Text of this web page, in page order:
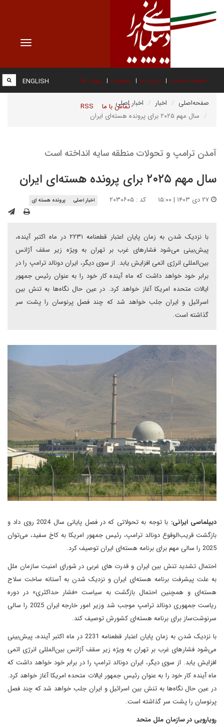
Toggle
صفحه نخست درباره ما عضویت پیوند ها
تماس با ما RSS
ENGLISH
صفحه‌اصلی اخبار
اخبار اصلی
سال مهم ۲۰۲۵ برای پرونده هسته‌ای ایران
آمدن ترامپ و تحولات منطقه سایه انداخته است
سال مهم ۲۰۲۵ برای پرونده هسته‌ای ایران
کد : ۲۰۳۰۶۰۵ اخبار اصلی پرونده هسته ای
با نزدیک شدن به زمان پایان اعتبار قطعنامه ۲۲۳۱ در ماه اکتبر آینده،
پیش‌بینی می‌شود فشارهای غرب بر تهران به ویژه زیر سقف آژانس
بین‌المللی انرژی اتمی افزایش یابد. از سوی دیگر، ایران دونالد ترامپ را در
برابر خود خواهد داشت که ماه آینده کار خود را به عنوان رئیس جمهور
ایالات متحده امریکا آغاز خواهد کرد. در عین حال نگاه‌ها به تنش‌ بین
اسرائیل و ایران جلب خواهد شد که چند فصل پرنوسان را پشت سر
گذاشته است.
دیپلماسی ایرانی:
با توجه به تحولاتی که در فصل پایانی سال 2024 روی داد و
بازگشت قریب‌الوقوع دونالد ترامپ، رئیس جمهور امریکا به کاخ سفید، می‌توان
2025 را سالی مهم برای برنامه هسته‌ای ایران توصیف کرد.
احتمال تشدید تنش بین ایران و قدرت های غربی در شورای امنیت سازمان ملل
به علت پیشرفت برنامه هسته‌ای ایران و نزدیک شدن به آستانه ساخت سلاح
هسته‌ای و همچنین احتمال بازگشت به سیاست «فشار حداکثری» در دوره
ریاست جمهوری دونالد ترامپ موجب شد وزیر امور خارجه ایران 2025 را سالی
سرنوشت‌ساز برای برنامه هسته‌ای کشورش توصیف کند.
با نزدیک شدن به زمان پایان اعتبار قطعنامه 2231 در ماه اکتبر آینده، پیش‌بینی
می‌شود فشارهای غرب بر تهران به ویژه زیر سقف آژانس بین‌المللی انرژی اتمی
افزایش یابد. از سوی دیگر، ایران دونالد ترامپ را در برابر خود خواهد داشت که
ماه آینده کار خود را به عنوان رئیس جمهور ایالات متحده امریکا آغاز خواهد کرد.
در عین حال نگاه‌ها به تنش‌ بین اسرائیل و ایران جلب خواهد شد که چند فصل
پرنوسان را پشت سر گذاشته است.
رویارویی در سازمان ملل متحد